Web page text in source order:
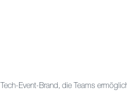
Event-Brand, die Teams